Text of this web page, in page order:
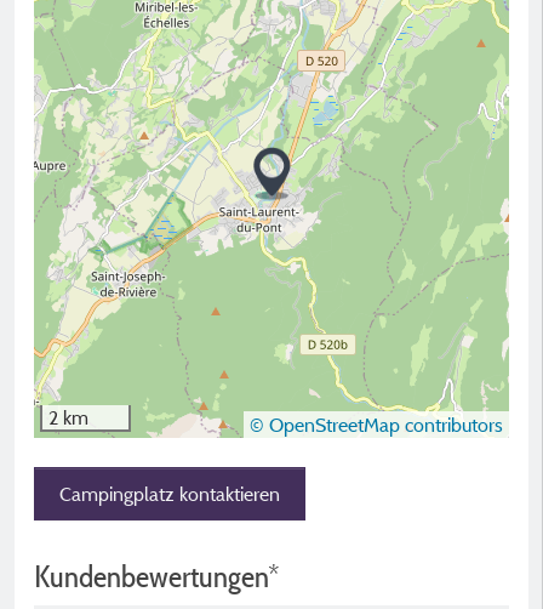
2 km © OpenStreetMap contributors
Campingplatz kontaktieren
Kundenbewertungen*